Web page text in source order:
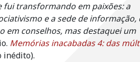
fui transformando em paixões: a
e a sede de informação,
em conselhos, mas destaquei um
Memórias inacabadas 4: das
inédito).